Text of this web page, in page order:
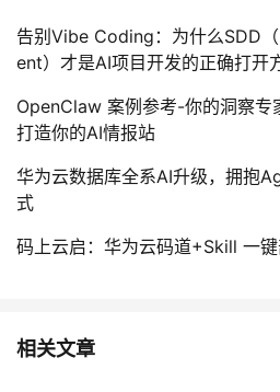
告别Vibe Coding：为什么SDD
ent）才是AI项目开发的正确打开
OpenClaw 案例参考-你的洞察专
打造你的AI情报站
华为云数据库全系AI升级，拥抱
式
码上云启：华为云码道+Skill 一
相关文章